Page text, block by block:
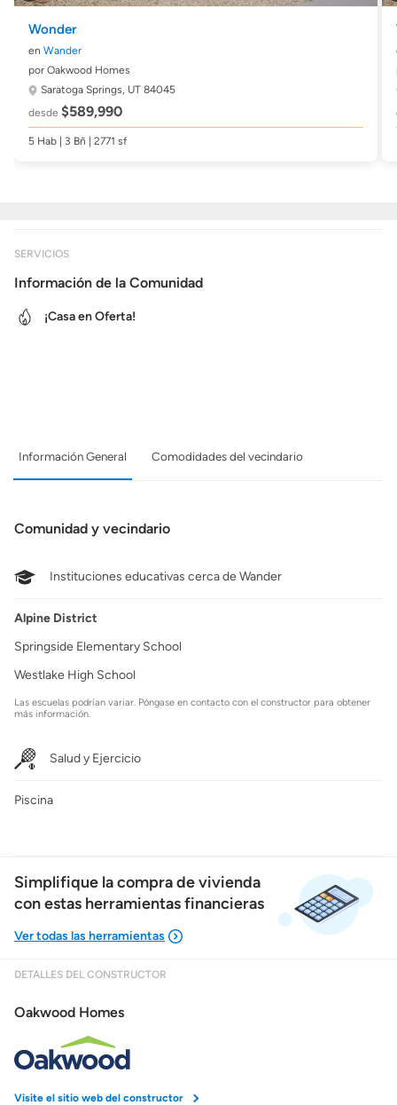
Wonder
en Wander
por Oakwood Homes
Saratoga Springs, UT 84045
desde $589,990
5 Hab | 3 Bñ | 2771 sf
SERVICIOS
Información de la Comunidad
¡Casa en Oferta!
Información General Comodidades del vecindario
Comunidad y vecindario
Instituciones educativas cerca de Wander
Alpine District
Springside Elementary School
Westlake High School
Las escuelas podrían variar. Póngase en contacto con el constructor para obtener
más información.
Salud y Ejercicio
Piscina
Simplifique la compra de vivienda
con estas herramientas financieras
Costos casa nueva vs. usada
Obtener mi puntaje de crédito
DETALLES DEL CONSTRUCTOR
Oakwood Homes
Visite el sitio web del constructor